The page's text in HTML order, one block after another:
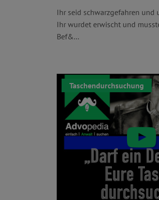
Ihr seid schwarzgefahren und
Ihr wurdet erwischt und
Bef&...
Taschendurchsuchung